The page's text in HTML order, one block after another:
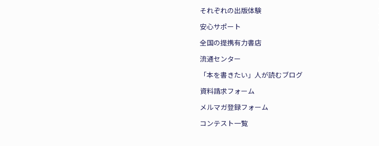
それぞれの出版体験
安心サポート
全国の提携有力書店
流通センター
「本を書きたい」人が読むブログ
資料請求フォーム
メルマガ登録フォーム
コンテスト一覧